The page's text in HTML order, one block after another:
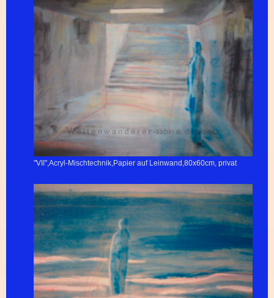
"VII",Acryl-Mischtechnik,Papier auf Leinwand,80x60cm, privat